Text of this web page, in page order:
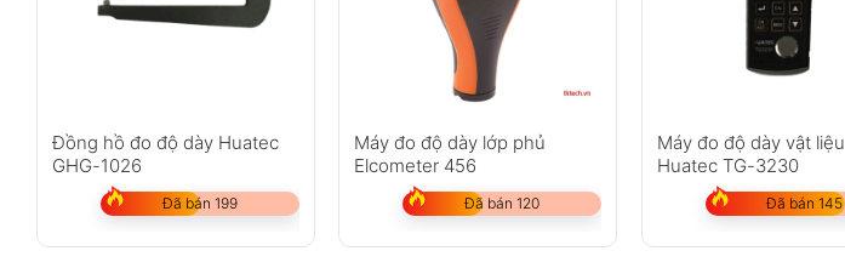
Đồng hồ đo độ dày Huatec
GHG-1026
Đã bán 199
Máy đo độ dày lớp phủ
Elcometer 456
Đã bán 120
Máy đo độ dày vật liệu
Huatec TG-3230
Đã bán 145